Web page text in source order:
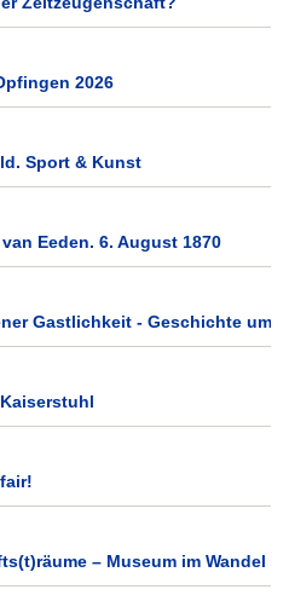
2026
Sport & Kunst
Eeden. 6. August 1870
Gastlichkeit - Geschichte um
– Museum im Wandel